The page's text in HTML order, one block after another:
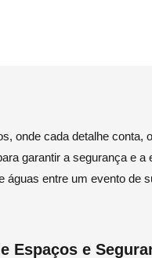
onde cada detalhe conta,
garantir a segurança e
águas entre um evento de
Espaços e